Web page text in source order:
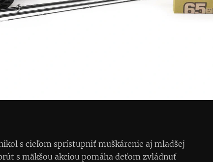
s cieľom sprístupniť muškárenie aj mladšej
s mäkšou akciou pomáha deťom zvládnuť